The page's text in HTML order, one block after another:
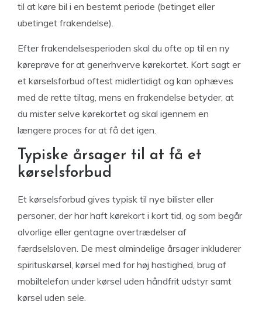
til at køre bil i en bestemt periode (betinget eller
ubetinget frakendelse).
Efter frakendelsesperioden skal du ofte op til en ny
køreprøve for at generhverve kørekortet. Kort sagt er
et kørselsforbud oftest midlertidigt og kan ophæves
med de rette tiltag, mens en frakendelse betyder, at
du mister selve kørekortet og skal igennem en
længere proces for at få det igen.
Typiske årsager til at få et
kørselsforbud
Et kørselsforbud gives typisk til nye bilister eller
personer, der har haft kørekort i kort tid, og som begår
alvorlige eller gentagne overtrædelser af
færdselsloven. De mest almindelige årsager inkluderer
spirituskørsel, kørsel med for høj hastighed, brug af
mobiltelefon under kørsel uden håndfrit udstyr samt
kørsel uden sele.